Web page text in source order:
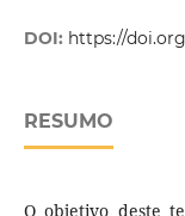
DOI: https://
RESUMO
O objetivo deste